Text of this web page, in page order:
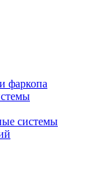
фаркопа
системы